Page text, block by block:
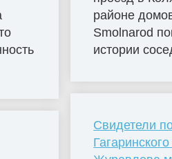
районе
Smolnarod
истории
Свидетели